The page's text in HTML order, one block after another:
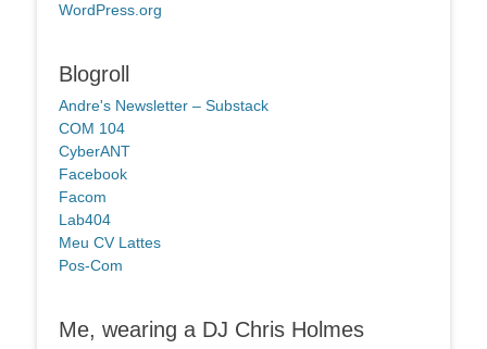
WordPress.org
Blogroll
Andre's Newsletter – Substack
COM 104
CyberANT
Facebook
Facom
Lab404
Meu CV Lattes
Pos-Com
Me, wearing a DJ Chris Holmes